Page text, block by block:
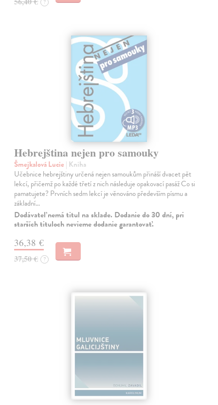
?
Hebrejština nejen pro samouky
Šmejkalová Lucie | Kniha
Učebnice hebrejštiny určená nejen samoukům přináší dvacet pět
lekcí, přičemž po každé třetí z nich následuje opakovací pasáž Co si
pamatujete? Prvních sedm lekcí je věnováno především písmu a
základní…
Dodávateľ nemá titul na sklade. Dodanie do 30 dní, pri
starších tituloch nevieme dodanie garantovať.
36,38 €
37,50 € ?